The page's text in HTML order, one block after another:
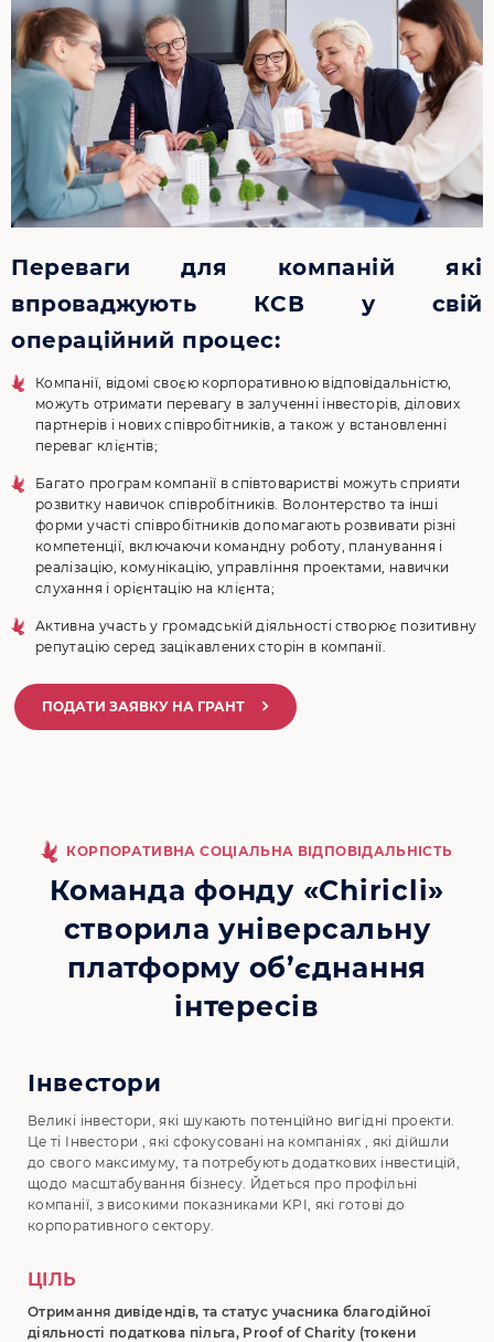
Переваги для компаній які
впроваджують КСВ у свій
операційний процес:
Компанії, відомі своєю корпоративною відповідальністю,
можуть отримати перевагу в залученні інвесторів, ділових
партнерів і нових співробітників, а також у встановленні
переваг клієнтів;
Багато програм компанії в співтоваристві можуть сприяти
розвитку навичок співробітників. Волонтерство та інші
форми участі співробітників допомагають розвивати різні
компетенції, включаючи командну роботу, планування і
реалізацію, комунікацію, управління проектами, навички
слухання і орієнтацію на клієнта;
Активна участь у громадській діяльності створює позитивну
репутацію серед зацікавлених сторін в компанії.
ПОДАТИ ЗАЯВКУ НА ГРАНТ
КОРПОРАТИВНА СОЦІАЛЬНА ВІДПОВІДАЛЬНІСТЬ
Команда фонду «Chiricli»
створила універсальну
платформу об’єднання
інтересів
Інвестори
Великі інвестори, які шукають потенційно вигідні проекти.
Це ті Інвестори , які сфокусовані на компаніях , які дійшли
до свого максимуму, та потребують додаткових інвестицій,
щодо масштабування бізнесу. Йдеться про профільні
компанії, з високими показниками KPI, які готові до
корпоративного сектору.
ЦІЛЬ
Отримання дивідендів, та статус учасника благодійної
діяльності податкова пільга, Proof of Charity (токени